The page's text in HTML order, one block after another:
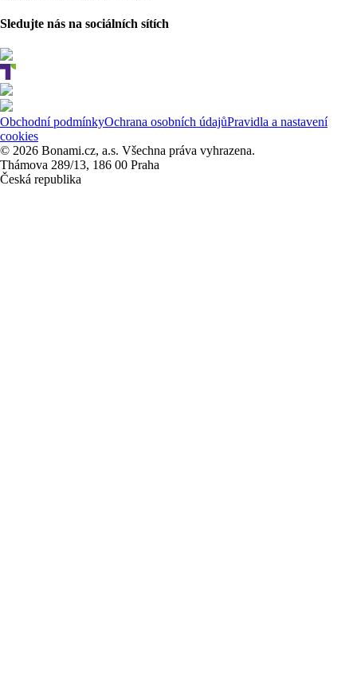
Sledujte nás na sociálních sítích
Obchodní podmínkyOchrana osobních údajůPravidla a nastavení
cookies
© 2026 Bonami.cz, a.s. Všechna práva vyhrazena.
Thámova 289/13, 186 00 Praha
Česká republika